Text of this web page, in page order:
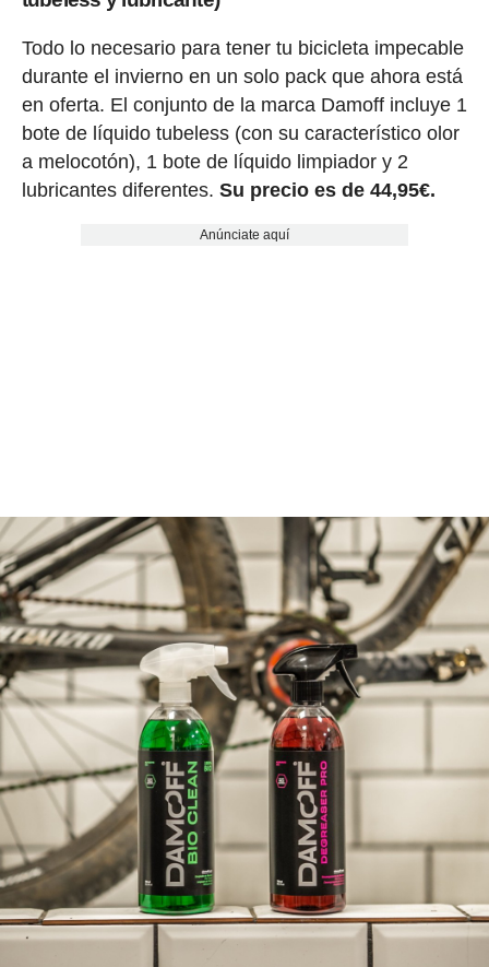
Todo lo necesario para tener tu bicicleta impecable
durante el invierno en un solo pack que ahora está
en oferta. El conjunto de la marca Damoff incluye 1
bote de líquido tubeless (con su característico olor
a melocotón), 1 bote de líquido limpiador y 2
lubricantes diferentes. Su precio es de 44,95€.
Anúnciate aquí